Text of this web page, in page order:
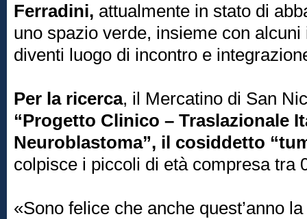
Ferradini, attualmente in stato di
uno spazio verde, insieme con
diventi luogo di incontro e
Per la ricerca, il Mercatino di San
“Progetto Clinico – Traslazionale
Neuroblastoma”, il cosiddetto
colpisce i piccoli di età compresa tra
«Sono felice che anche quest’anno